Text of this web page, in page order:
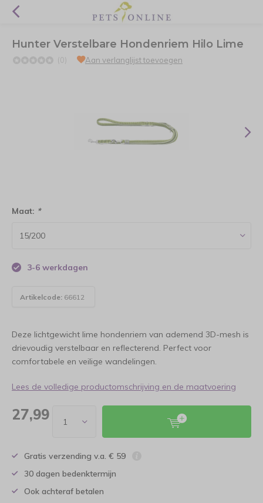
Hunter Verstelbare Hondenriem Hilo Lime
(0) Aan verlanglijst toevoegen
Maat: *
3-6 werkdagen
Artikelcode: 66612
Deze lichtgewicht lime hondenriem van ademend 3D-mesh is
drievoudig verstelbaar en reflecterend. Perfect voor
comfortabele en veilige wandelingen.
Lees de volledige productomschrijving en de maatvoering
27,99
Gratis verzending v.a. € 59
30 dagen bedenktermijn
Ook achteraf betalen